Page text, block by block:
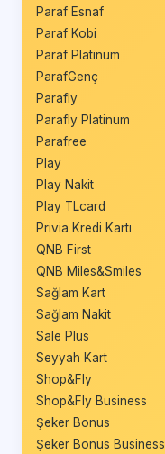
Paraf Esnaf
Paraf Kobi
Paraf Platinum
ParafGenç
Parafly
Parafly Platinum
Parafree
Play
Play Nakit
Play TLcard
Privia Kredi Kartı
QNB First
QNB Miles&Smiles
Sağlam Kart
Sağlam Nakit
Sale Plus
Seyyah Kart
Shop&Fly
Shop&Fly Business
Şeker Bonus
Şeker Bonus Business